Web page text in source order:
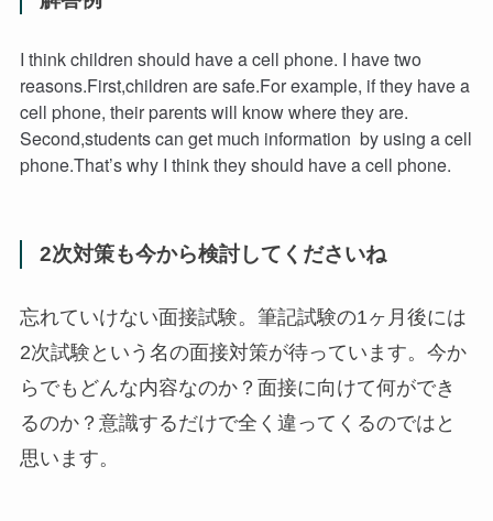
I think children should have a cell phone. I have two
reasons.First,children are safe.For example, if they have a
cell phone, their parents will know where they are.
Second,students can get much information by using a cell
phone.That’s why I think they should have a cell phone.
2次対策も今から検討してくださいね
忘れていけない面接試験。筆記試験の1ヶ月後には
2次試験という名の面接対策が待っています。今か
らでもどんな内容なのか？面接に向けて何ができ
るのか？意識するだけで全く違ってくるのではと
思います。